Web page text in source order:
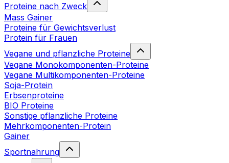
Proteine nach Zweck
Mass Gainer
Proteine für Gewichtsverlust
Protein für Frauen
Vegane und pflanzliche Proteine
Vegane Monokomponenten-Proteine
Vegane Multikomponenten-Proteine
Soja-Protein
Erbsenproteine
BIO Proteine
Sonstige pflanzliche Proteine
Mehrkomponenten-Protein
Gainer
Sportnahrung